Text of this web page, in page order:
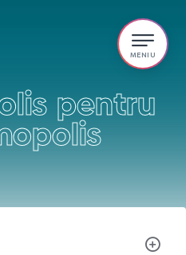
pentru